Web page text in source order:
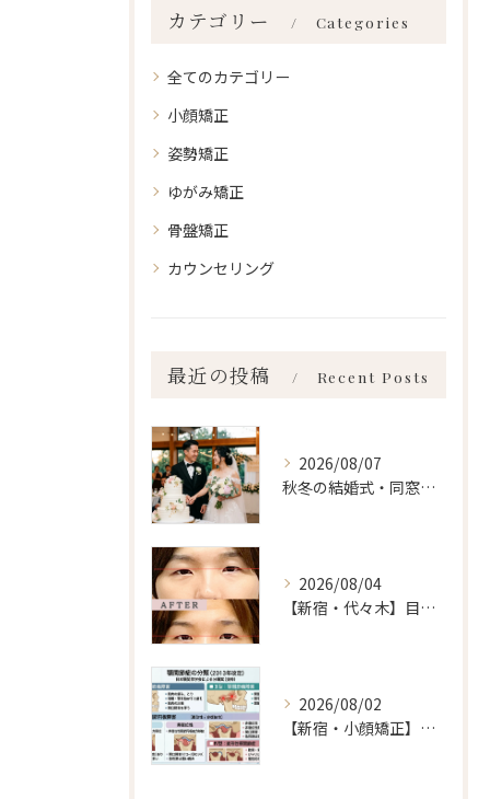
カテゴリー Categories
全てのカテゴリー
小顔矯正
姿勢矯正
ゆがみ矯正
骨盤矯正
カウンセリング
最近の投稿 Recent Posts
2026/08/07
秋冬の結婚式・同窓会に間に合わせるなら「今」始めるべき理由 ailes式 before・after 新宿・食いしばり・骨盤矯正・小顔矯正・顎関節症・顔の左右差ならailesシンメトリー矯正院
2026/08/04
【新宿・代々木】目の左右差ailes式 before・after 新宿・食いしばり・骨盤矯正・小顔矯正・顎関節症・顔の左右差ならailesシンメトリー矯正院
2026/08/02
【新宿・小顔矯正】顎関節症の分類、あなたはいくつ言えますか？ailes式 before・after 新宿・食いしばり・骨盤矯正・小顔矯正・顎関節症・顔の左右差ならailesシンメトリー矯正院